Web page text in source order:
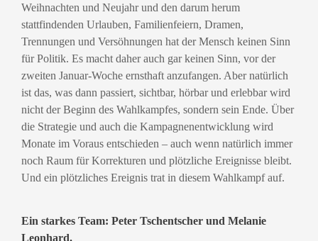
Weihnachten und Neujahr und den darum herum
stattfindenden Urlauben, Familienfeiern, Dramen,
Trennungen und Versöhnungen hat der Mensch keinen Sinn
für Politik. Es macht daher auch gar keinen Sinn, vor der
zweiten Januar-Woche ernsthaft anzufangen. Aber natürlich
ist das, was dann passiert, sichtbar, hörbar und erlebbar wird
nicht der Beginn des Wahlkampfes, sondern sein Ende. Über
die Strategie und auch die Kampagnenentwicklung wird
Monate im Voraus entschieden – auch wenn natürlich immer
noch Raum für Korrekturen und plötzliche Ereignisse bleibt.
Und ein plötzliches Ereignis trat in diesem Wahlkampf auf.
Ein starkes Team: Peter Tschentscher und Melanie
Leonhard.